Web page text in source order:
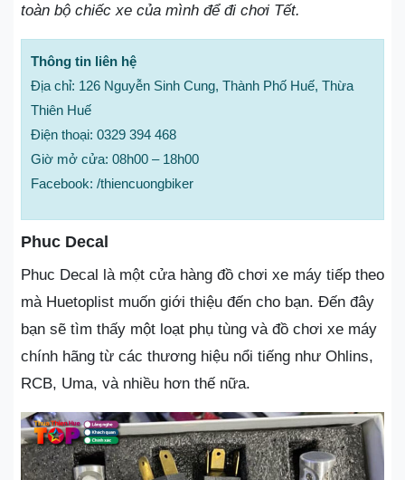
toàn bộ chiếc xe của mình để đi chơi Tết.
Thông tin liên hệ
Địa chỉ: 126 Nguyễn Sinh Cung, Thành Phố Huế, Thừa
Thiên Huế
Điện thoại: 0329 394 468
Giờ mở cửa: 08h00 – 18h00
Facebook: /thiencuongbiker
Phuc Decal
Phuc Decal là một cửa hàng đồ chơi xe máy tiếp theo
mà Huetoplist muốn giới thiệu đến cho bạn. Đến đây
bạn sẽ tìm thấy một loạt phụ tùng và đồ chơi xe máy
chính hãng từ các thương hiệu nổi tiếng như Ohlins,
RCB, Uma, và nhiều hơn thế nữa.